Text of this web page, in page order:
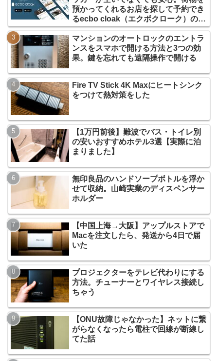
預かってくれるお店を探して予約でき
るecbo cloak（エクボクローク）の使
い方
マンションのオートロックのエントラ
ンスをスマホで開ける方法と3つの効
果。鍵を忘れても遠隔操作で開ける
Fire TV Stick 4K Maxにヒートシンク
をつけて熱対策をした
【1万円前後】難波でバス・トイレ別
の安いおすすめホテル3選【実際に泊
まりました】
無印良品のハンドソープボトルを浮か
せて収納。山崎実業のディスペンサー
ホルダー
【中国上海→大阪】アップルストアで
Macを注文したら、発送から4日で届
いた
プロジェクターをテレビ代わりにする
方法。チューナーとワイヤレス接続し
ちゃう
【ONU故障じゃなかった】ネットに繋
がらなくなったら電柱で回線が断線し
てた話